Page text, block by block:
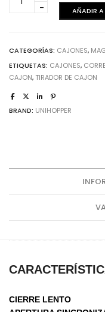
frontal
AÑADIR
CATEGORÍAS: CAJONES,
ETIQUETAS: CAJONES,
CAJON, TIRADOR DE CAJON
BRAND: UNIHOPPER
CIERRE LENTO